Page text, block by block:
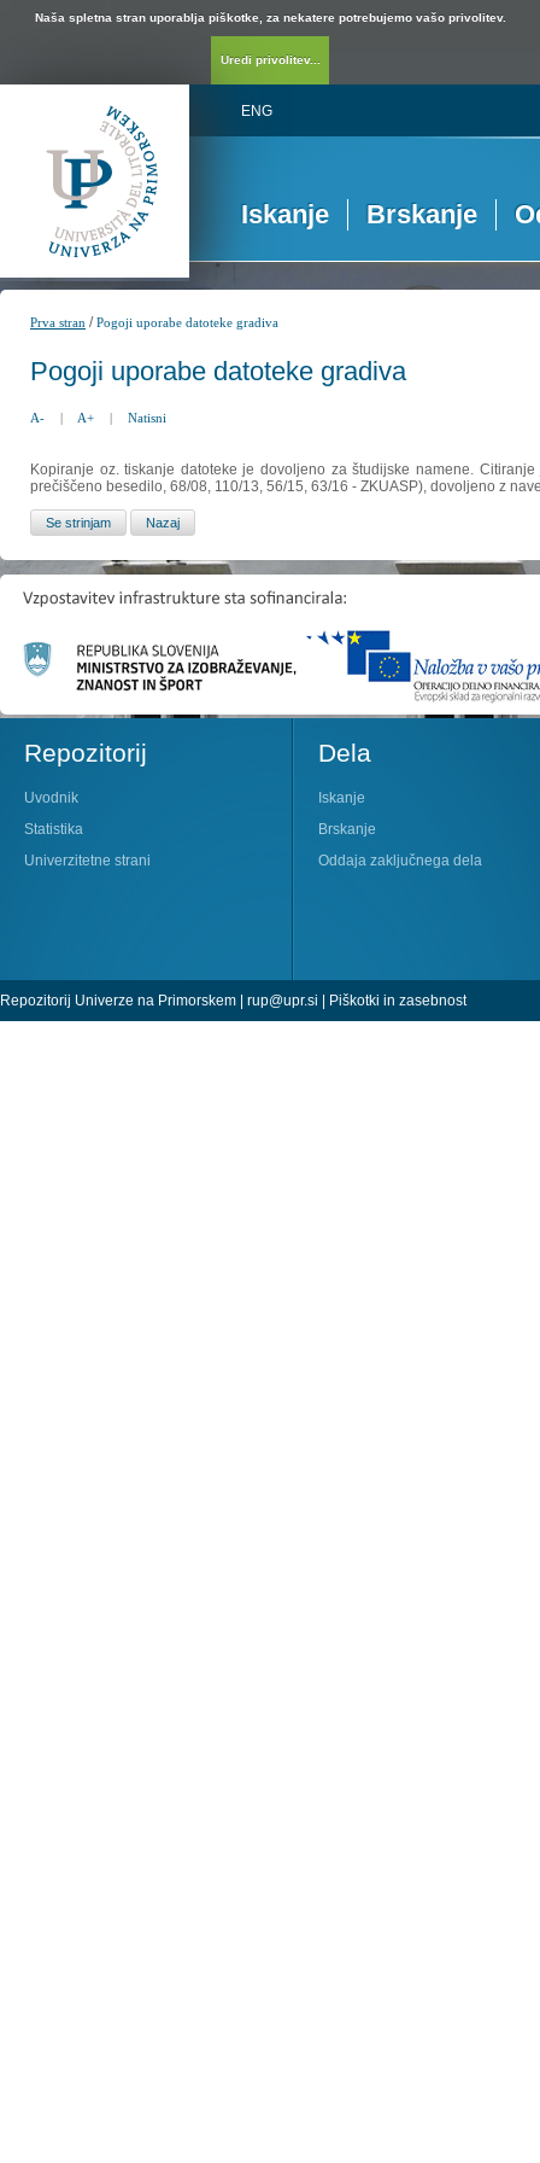
Naša spletna stran uporablja piškotke, za nekatere potrebujemo vašo privolitev.
Uredi privolitev...
ENG
Iskanje Brskanje
Prva stran /Pogoji uporabe datoteke gradiva
Pogoji uporabe datoteke gradiva
A- | A+ | Natisni
Kopiranje oz. tiskanje datoteke je dovoljeno za študijske namene.
prečiščeno besedilo, 68/08, 110/13, 56/15, 63/16 - ZKUASP), dovoljeno z
Repozitorij
Uvodnik
Statistika
Univerzitetne strani
Dela
Iskanje
Brskanje
Oddaja zaključnega dela
Repozitorij Univerze na Primorskem | rup@upr.si | Piškotki in zasebnost